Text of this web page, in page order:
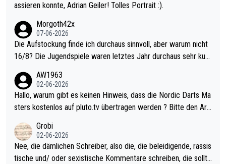
assieren konnte, Adrian Geiler! Tolles Portrait :).
Morgoth42x
07-06-2026
Die Aufstockung finde ich durchaus sinnvoll, aber warum nicht
16/8? Die Jugendspiele waren letztes Jahr durchaus sehr kurz
Allerdings ist Mitchell Lawrie als Nummer 1 der Welt eh qualifi
ziert. Somit ändert die automatische Qualifikation des Weltmei
sters erstmal nichts. Ich denke sie wollen damit für nächstes J
ohl wenig WDF Turniere spielen. Dies war bei Archie Self letzt
es Jahr der Fall. Er musste als amtierender Weltmeister durch
den Qualifier und ich glaube kaum, dass Mitchel sich das (in Ve
AW1963
02-06-2026
Hallo, warum gibt es keinen Hinweis, dass die Nordic Darts Ma
sters kostenlos auf pluto.tv übertragen werden ? Bitte den Arti
Grobi
02-06-2026
Nee, die dämlichen Schreiber, also die, die beleidigende, rassis
tische und/ oder sexistische Kommentare schreiben, die sollte